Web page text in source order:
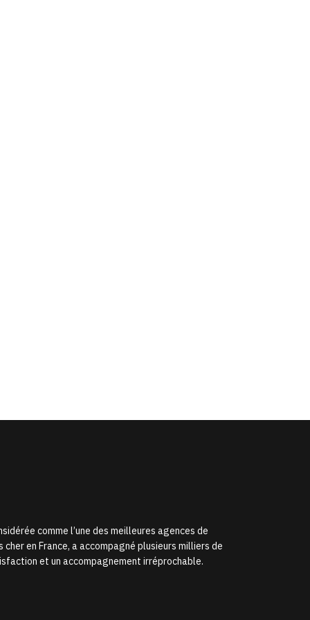
comme l’une des meilleures agences de
en France, a accompagné plusieurs milliers de
et un accompagnement irréprochable.